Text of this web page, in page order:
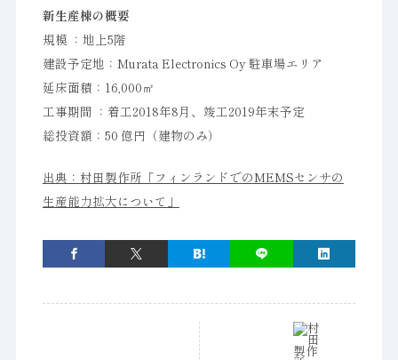
新生産棟の概要
規模 ：地上5階
建設予定地：Murata Electronics Oy 駐車場エリア
延床面積：16,000㎡
工事期間 ：着工2018年8月、竣工2019年末予定
総投資額：50 億円（建物のみ）
出典：村田製作所「フィンランドでのMEMSセンサの
生産能力拡大について」